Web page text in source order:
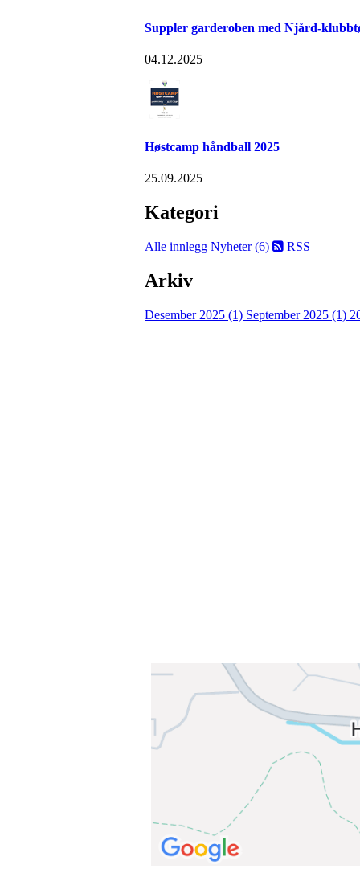
Suppler garderoben med Njård-
04.12.2025
Høstcamp håndball 2025
25.09.2025
Kategori
Alle innlegg Nyheter (6) RSS
Arkiv
Desember 2025 (1) September 2025 (1)